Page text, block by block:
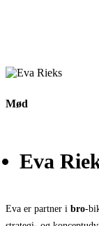
Mød
Eva
Eva er partner i bro-